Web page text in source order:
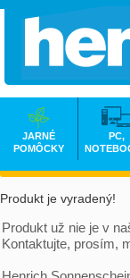
Produkt je vyradený!
Produkt už nie je v
Kontaktujte, prosím,
JARNÉ
POMÔCKY
PC,